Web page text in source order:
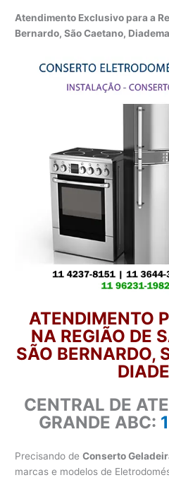
Atendimento Exclusivo para a
Bernardo, São Caetano,
ATENDIMENTO
NA REGIÃO DE
SÃO BERNARDO,
CENTRAL DE
GRANDE ABC:
Precisando deConserto
marcas e modelos de